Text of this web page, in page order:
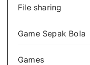
File sharing
Game Sepak Bola
Games